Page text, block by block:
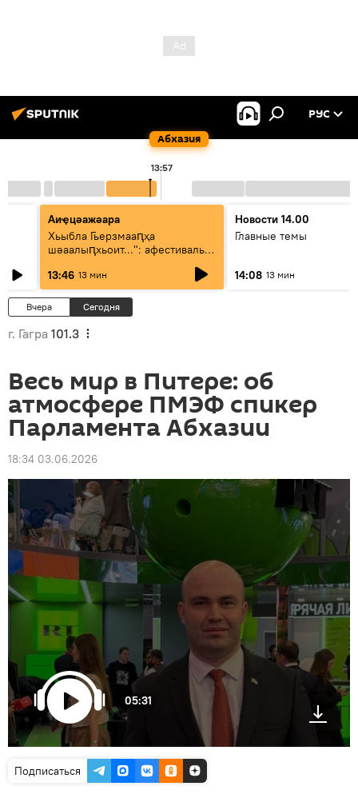
Абхазия
РУС
13:57
Аиҿцәажәара
Хьыбла Гьерзмааԥҳа
шәаалыԥхьоит...": афестиваль
13:46 13 мин
Новости 14.00
Главные темы
14:08 13 мин
Вчера Сегодня
г. Гагра 101.3
Весь мир в Питере: об
атмосфере ПМЭФ спикер
Парламента Абхазии
18:34 03.06.2026
05:31
Подписаться